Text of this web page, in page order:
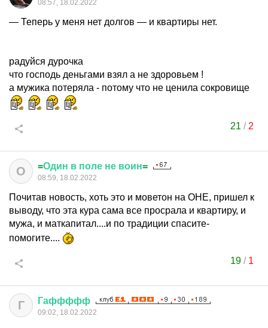
08:57, 18.02.2022
— Теперь у меня нет долгов — и квартиры нет.
радуйся дурочка
что господь деньгами взял а не здоровьем !
а мужика потеряла - потому что не ценила сокровище
21 / 2
О =Один в поле не воин=
08:59, 18.02.2022
Почитав новость, хоть это и моветон на ОНЕ, пришел к
выводу, что эта кура сама все просрала и квартиру, и
мужа, и маткапитал....и по традиции спасите-
помогите....
19 / 1
Г Гаффффф
09:02, 18.02.2022